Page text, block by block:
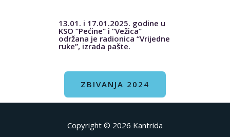
13.01. i 17.01.2025. godine u
KSO “Pećine” i “Vežica”
održana je radionica “Vrijedne
ruke”, izrada pašte.
ZBIVANJA 2024
Copyright © 2026 Kantrida